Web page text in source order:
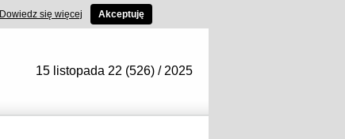
15 listopada 22 (526) / 2025
Dowiedz się więcej Akceptuję